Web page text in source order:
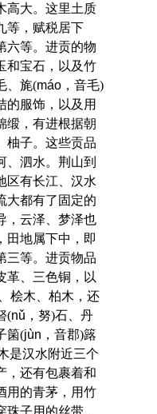
高大。这里土质
等，赋税居下
六等。进贡的物
和宝石，以及竹
、旄(máo，音毛)
的服饰，以及用
缎，有进根据朝
柚子。这些贡品
、泗水。荆山到
区有长江、汉水
大都有了固定的
，云泽、梦泽也
田地属下中，即
三等。进贡物品
革、三色铜，以
桧木、柏木，还
(nǔ ，努)石、丹
箘(jùn ，音郡)簬
是汉水附近三个
，还有包裹着和
用的青茅，用竹
子用的丝带。